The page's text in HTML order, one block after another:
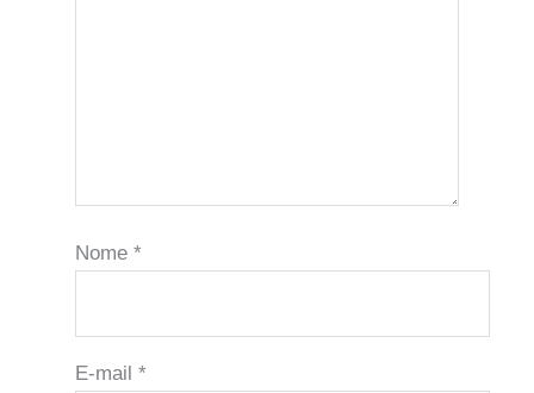
Nome *
E-mail *